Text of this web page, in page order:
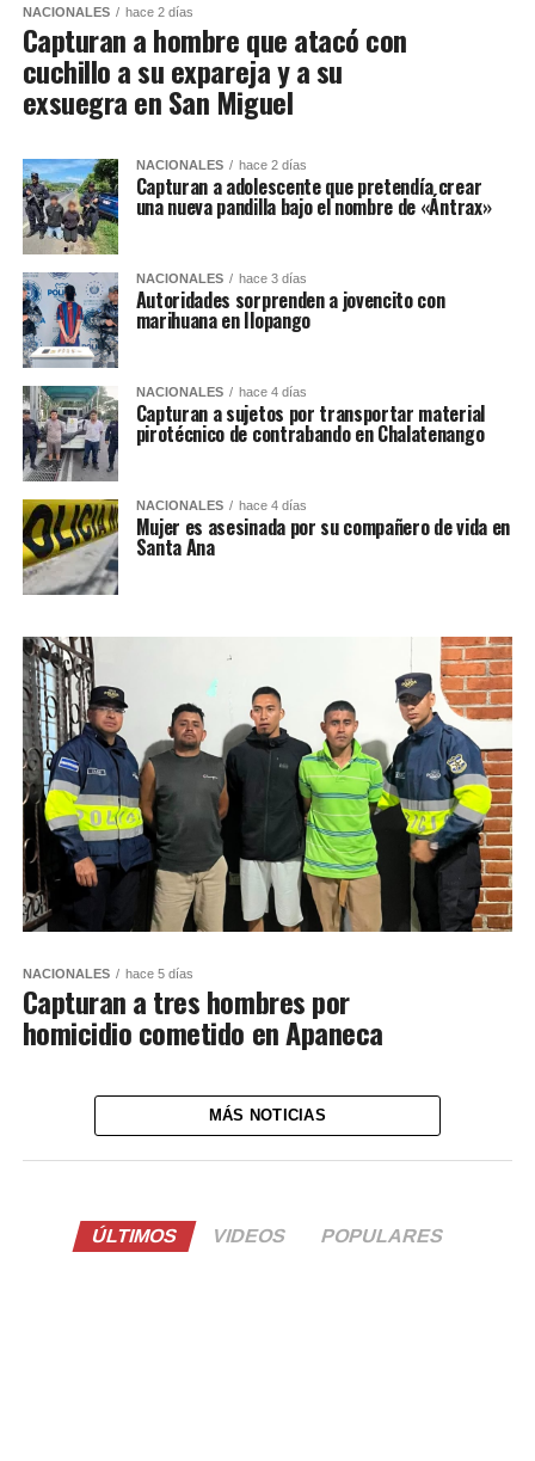
NACIONALES hace 2 días
Capturan a hombre que atacó con
cuchillo a su expareja y a su
exsuegra en San Miguel
NACIONALES hace 2 días
Capturan a adolescente que pretendía crear
una nueva pandilla bajo el nombre de «Ántrax»
NACIONALES hace 3 días
Autoridades sorprenden a jovencito con
marihuana en Ilopango
NACIONALES hace 4 días
Capturan a sujetos por transportar material
pirotécnico de contrabando en Chalatenango
NACIONALES hace 4 días
Mujer es asesinada por su compañero de vida en
Santa Ana
NACIONALES hace 5 días
Capturan a tres hombres por
homicidio cometido en Apaneca
MÁS NOTICIAS
ÚLTIMOS VIDEOS POPULARES